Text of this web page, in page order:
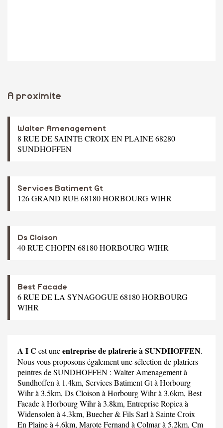
A proximite
Walter Amenagement
8 RUE DE SAINTE CROIX EN PLAINE 68280
SUNDHOFFEN
Services Batiment Gt
126 GRAND RUE 68180 HORBOURG WIHR
Ds Cloison
40 RUE CHOPIN 68180 HORBOURG WIHR
Best Facade
6 RUE DE LA SYNAGOGUE 68180 HORBOURG
WIHR
A I C est uneentreprise de platrerie à SUNDHOFFEN.
Nous vous proposons également une sélection de platriers
peintres de SUNDHOFFEN : Walter Amenagementà
Sundhoffen à 1.4km, Services Batiment Gtà Horbourg
Wihr à 3.5km, Ds Cloison à Horbourg Wihr à 3.6km, Best
Facadeà Horbourg Wihr à 3.8km, Entreprise Ropica à
Widensolen à 4.3km, Buecher & Fils Sarl à Sainte Croix
En Plaine à 4.6km, Marote Fernand à Colmar à 5.2km, Cm